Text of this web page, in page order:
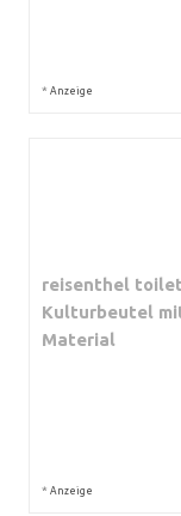
* Anzeige
reisenthel
Kulturbeutel
Material
* Anzeige